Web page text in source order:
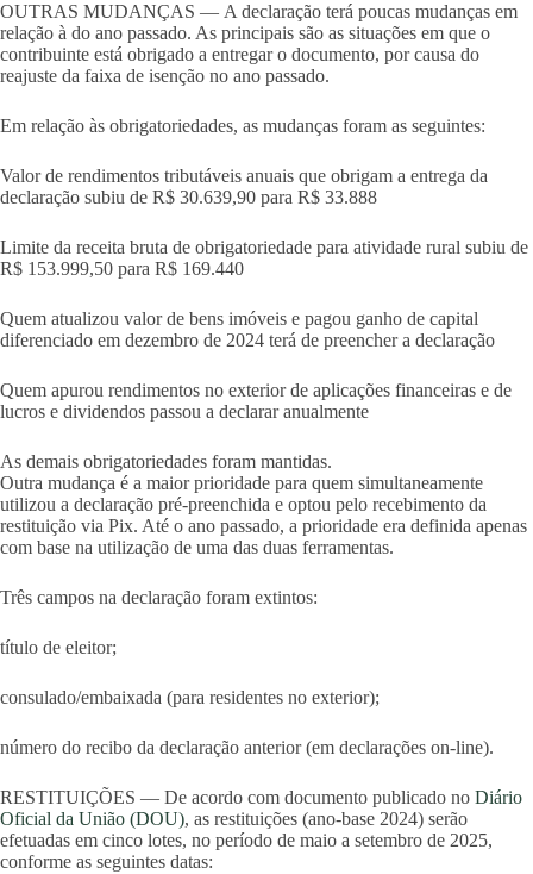
OUTRAS MUDANÇAS — A declaração terá poucas mudanças em
relação à do ano passado. As principais são as situações em que o
contribuinte está obrigado a entregar o documento, por causa do
reajuste da faixa de isenção no ano passado.
Em relação às obrigatoriedades, as mudanças foram as seguintes:
Valor de rendimentos tributáveis anuais que obrigam a entrega da
declaração subiu de R$ 30.639,90 para R$ 33.888
Limite da receita bruta de obrigatoriedade para atividade rural subiu de
R$ 153.999,50 para R$ 169.440
Quem atualizou valor de bens imóveis e pagou ganho de capital
diferenciado em dezembro de 2024 terá de preencher a declaração
Quem apurou rendimentos no exterior de aplicações financeiras e de
lucros e dividendos passou a declarar anualmente
As demais obrigatoriedades foram mantidas.
Outra mudança é a maior prioridade para quem simultaneamente
utilizou a declaração pré-preenchida e optou pelo recebimento da
restituição via Pix. Até o ano passado, a prioridade era definida apenas
com base na utilização de uma das duas ferramentas.
Três campos na declaração foram extintos:
título de eleitor;
consulado/embaixada (para residentes no exterior);
número do recibo da declaração anterior (em declarações on-line).
RESTITUIÇÕES — De acordo com documento publicado no Diário
Oficial da União (DOU), as restituições (ano-base 2024) serão
efetuadas em cinco lotes, no período de maio a setembro de 2025,
conforme as seguintes datas: